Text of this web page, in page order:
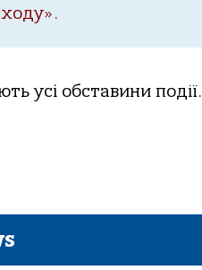
усі обставини події.